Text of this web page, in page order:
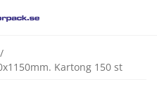
/
Kartong 150 st